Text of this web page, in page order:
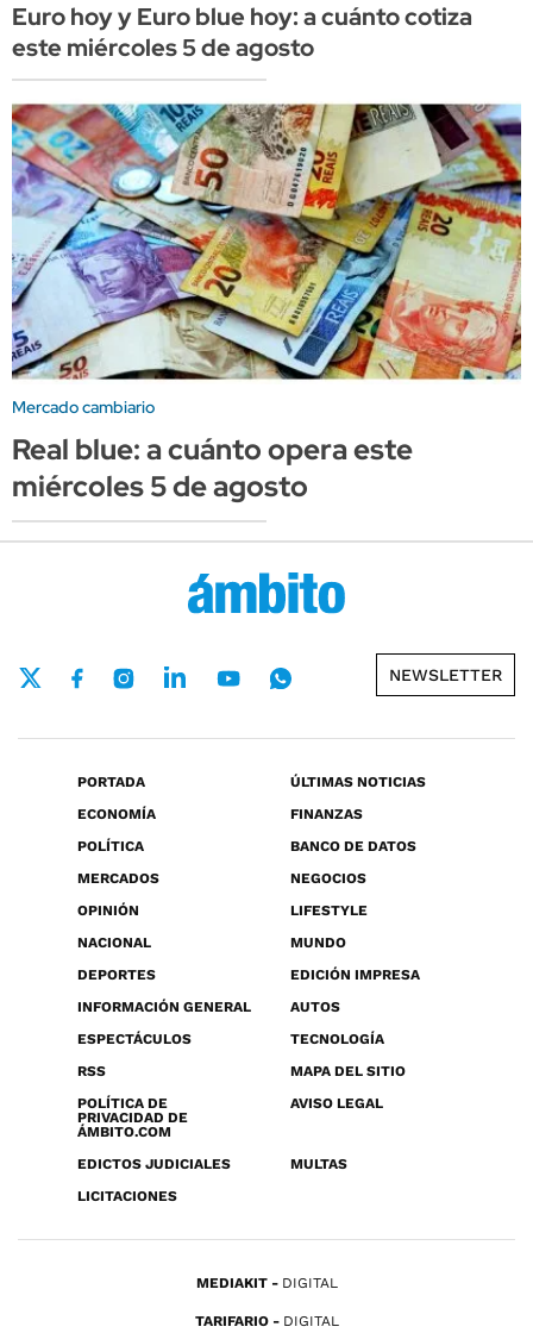
Euro hoy y Euro blue hoy: a cuánto cotiza
este miércoles 5 de agosto
Mercado cambiario
Real blue: a cuánto opera este
miércoles 5 de agosto
NEWSLETTER
PORTADA
ÚLTIMAS NOTICIAS
ECONOMÍA
FINANZAS
POLÍTICA
BANCO DE DATOS
MERCADOS
NEGOCIOS
OPINIÓN
LIFESTYLE
NACIONAL
MUNDO
DEPORTES
EDICIÓN IMPRESA
INFORMACIÓN GENERAL
AUTOS
ESPECTÁCULOS
TECNOLOGÍA
RSS
MAPA DEL SITIO
POLÍTICA DE
PRIVACIDAD DE
ÁMBITO.COM
AVISO LEGAL
EDICTOS JUDICIALES
MULTAS
LICITACIONES
MEDIAKIT DIGITAL
TARIFARIO DIGITAL